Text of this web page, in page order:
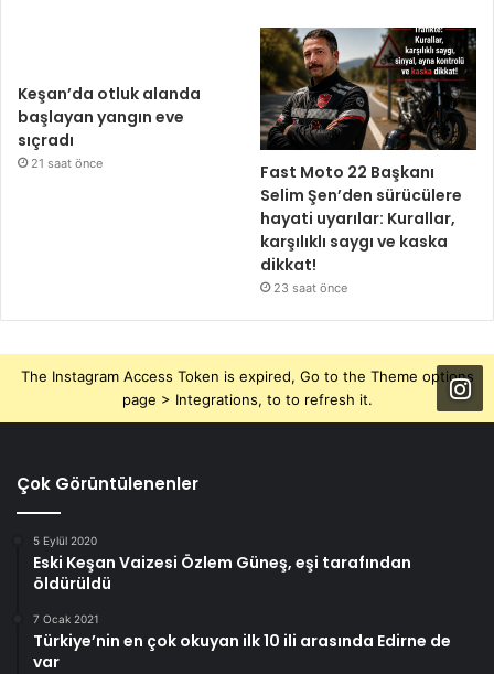
Keşan’da otluk alanda
başlayan yangın eve
sıçradı
21 saat önce
Fast Moto 22 Başkanı
Selim Şen’den sürücülere
hayati uyarılar: Kurallar,
karşılıklı saygı ve kaska
dikkat!
23 saat önce
The Instagram Access Token is expired, Go to the Theme options
page > Integrations, to to refresh it.
Çok Görüntülenenler
5 Eylül 2020
Eski Keşan Vaizesi Özlem Güneş, eşi tarafından
öldürüldü
7 Ocak 2021
Türkiye’nin en çok okuyan ilk 10 ili arasında Edirne de
var